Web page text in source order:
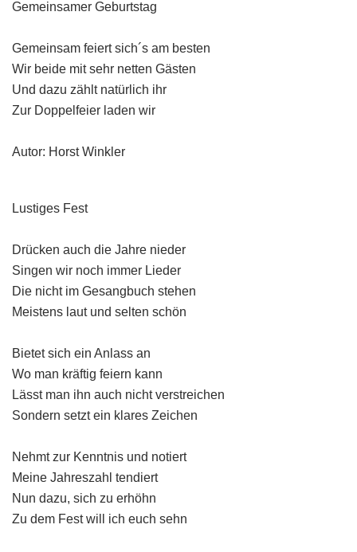
Gemeinsamer Geburtstag
Gemeinsam feiert sich´s am besten
Wir beide mit sehr netten Gästen
Und dazu zählt natürlich ihr
Zur Doppelfeier laden wir
Autor: Horst Winkler
Lustiges Fest
Drücken auch die Jahre nieder
Singen wir noch immer Lieder
Die nicht im Gesangbuch stehen
Meistens laut und selten schön
Bietet sich ein Anlass an
Wo man kräftig feiern kann
Lässt man ihn auch nicht verstreichen
Sondern setzt ein klares Zeichen
Nehmt zur Kenntnis und notiert
Meine Jahreszahl tendiert
Nun dazu, sich zu erhöhn
Zu dem Fest will ich euch sehn